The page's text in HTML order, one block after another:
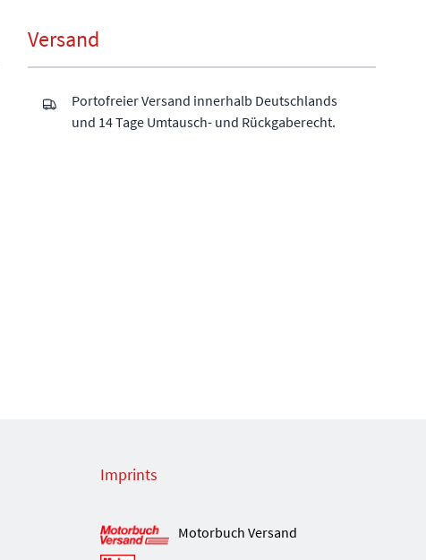
Versand
Portofreier Versand innerhalb Deutschlands
und 14 Tage Umtausch- und Rückgaberecht.
Imprints
Motorbuch Versand